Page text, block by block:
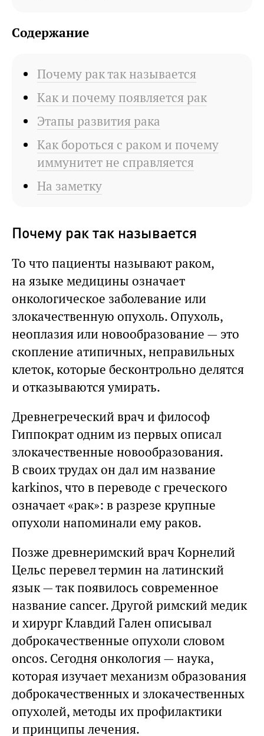
Содержание
Почему рак так называется
Как и почему появляется рак
Этапы развития рака
Как бороться с раком и почему
иммунитет не справляется
На заметку
Почему рак так называется
То что пациенты называют раком,
на языке медицины означает
онкологическое заболевание или
злокачественную опухоль. Опухоль,
неоплазия или новообразование — это
скопление атипичных, неправильных
клеток, которые бесконтрольно делятся
и отказываются умирать.
Древнегреческий врач и философ
Гиппократ одним из первых описал
злокачественные новообразования.
В своих трудах он дал им название
karkinos, что в переводе с греческого
означает «рак»: в разрезе крупные
опухоли напоминали ему раков.
Позже древнеримский врач Корнелий
Цельс перевел термин на латинский
язык — так появилось современное
название cancer. Другой римский медик
и хирург Клавдий Гален описывал
доброкачественные опухоли словом
oncos. Сегодня онкология — наука,
которая изучает механизм образования
доброкачественных и злокачественных
опухолей, методы их профилактики
и принципы лечения.